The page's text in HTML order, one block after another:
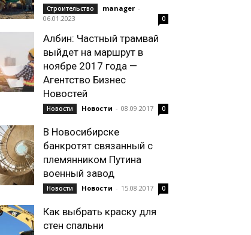
Строительство manager -
06.01.2023
0
Албин: Частный трамвай
выйдет на маршрут в
ноябре 2017 года —
Агентство Бизнес
Новостей
Новости Новости - 08.09.2017 0
В Новосибирске
банкротят связанный с
племянником Путина
военный завод
Новости Новости - 15.08.2017 0
Как выбрать краску для
стен спальни